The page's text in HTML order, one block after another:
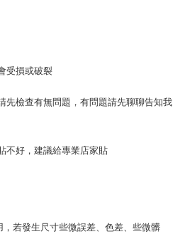
受損或破裂
先檢查有無問題，有問題請先聊聊告知我
不好，建議給專業店家貼
若發生尺寸些微誤差、色差、些微髒